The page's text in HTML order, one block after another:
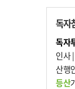
7
부
꺾
8
피
미
9
외
우
독자
독자
인사|
산행
등산